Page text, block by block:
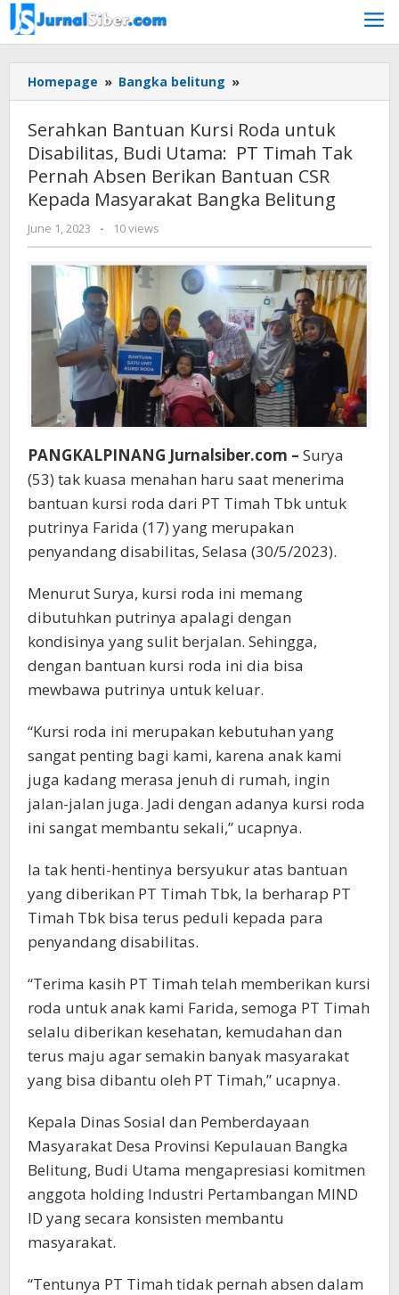
Skip
to
content
Homepage » Bangka belitung »
Bantuan
Roda
untuk
Disabilitas,
Budi
Utama:
Timah
Tak
Pernah
Absen
Berikan
Bantuan
CSR
Kepada
Masyarakat
Bangka
Serahkan Bantuan Kursi Roda untuk
Disabilitas, Budi Utama: PT Timah Tak
Pernah Absen Berikan Bantuan CSR
Kepada Masyarakat Bangka Belitung
June 1, 2023
by
Jurnalsiber
- 10 views
PANGKALPINANG Jurnalsiber.com – Surya
(53) tak kuasa menahan haru saat menerima
bantuan kursi roda dari PT Timah Tbk untuk
putrinya Farida (17) yang merupakan
penyandang disabilitas, Selasa (30/5/2023).
Menurut Surya, kursi roda ini memang
dibutuhkan putrinya apalagi dengan
kondisinya yang sulit berjalan. Sehingga,
dengan bantuan kursi roda ini dia bisa
mewbawa putrinya untuk keluar.
“Kursi roda ini merupakan kebutuhan yang
sangat penting bagi kami, karena anak kami
juga kadang merasa jenuh di rumah, ingin
jalan-jalan juga. Jadi dengan adanya kursi roda
ini sangat membantu sekali,” ucapnya.
Ia tak henti-hentinya bersyukur atas bantuan
yang diberikan PT Timah Tbk, Ia berharap PT
Timah Tbk bisa terus peduli kepada para
penyandang disabilitas.
“Terima kasih PT Timah telah memberikan kursi
roda untuk anak kami Farida, semoga PT Timah
selalu diberikan kesehatan, kemudahan dan
terus maju agar semakin banyak masyarakat
yang bisa dibantu oleh PT Timah,” ucapnya.
Kepala Dinas Sosial dan Pemberdayaan
Masyarakat Desa Provinsi Kepulauan Bangka
Belitung, Budi Utama mengapresiasi komitmen
anggota holding Industri Pertambangan MIND
ID yang secara konsisten membantu
masyarakat.
“Tentunya PT Timah tidak pernah absen dalam